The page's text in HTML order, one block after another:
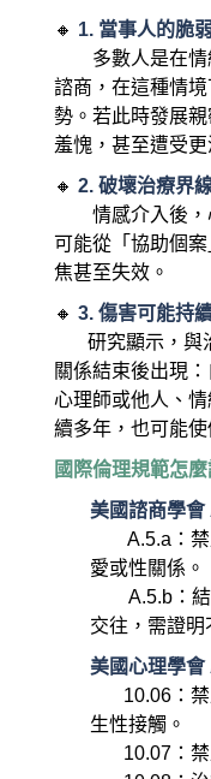
🔸 1. 當事人的脆
多數人是在情
諮商，在這種情
勢。若此時發展
羞愧，甚至遭受更
🔸 2. 破壞治療界
情感介入後，
可能從「協助個
焦甚至失效。
🔸 3. 傷害可能持
研究顯示，與
關係結束後出現
心理師或他人、
續多年，也可能
國際倫理規範怎麼
美國諮商學會
A.5.a：禁
愛或性關係。
A.5.b：結
交往，需證明
美國心理學會
10.06：禁
生性接觸。
10.07：禁